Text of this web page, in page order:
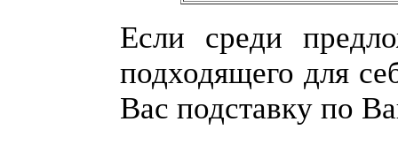
Если среди
подходящего для
Вас подставку по